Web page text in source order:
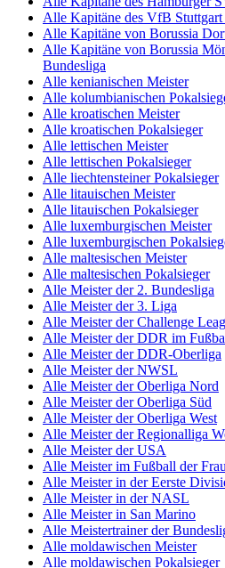
Alle Kapitäne des VfB
Alle Kapitäne von Borussia
Alle Kapitäne von Borussia
Bundesliga
Alle kenianischen Meister
Alle kolumbianischen
Alle kroatischen Meister
Alle kroatischen Pokalsieger
Alle lettischen Meister
Alle lettischen Pokalsieger
Alle liechtensteiner Pokalsieger
Alle litauischen Meister
Alle litauischen Pokalsieger
Alle luxemburgischen Meister
Alle luxemburgischen
Alle maltesischen Meister
Alle maltesischen Pokalsieger
Alle Meister der 2. Bundesliga
Alle Meister der 3. Liga
Alle Meister der Challenge
Alle Meister der DDR im
Alle Meister der DDR-Oberliga
Alle Meister der NWSL
Alle Meister der Oberliga Nord
Alle Meister der Oberliga Süd
Alle Meister der Oberliga West
Alle Meister der Regionalliga
Alle Meister der USA
Alle Meister im Fußball der
Alle Meister in der Eerste
Alle Meister in der NASL
Alle Meister in San Marino
Alle Meistertrainer der
Alle moldawischen Meister
Alle moldawischen Pokalsieger